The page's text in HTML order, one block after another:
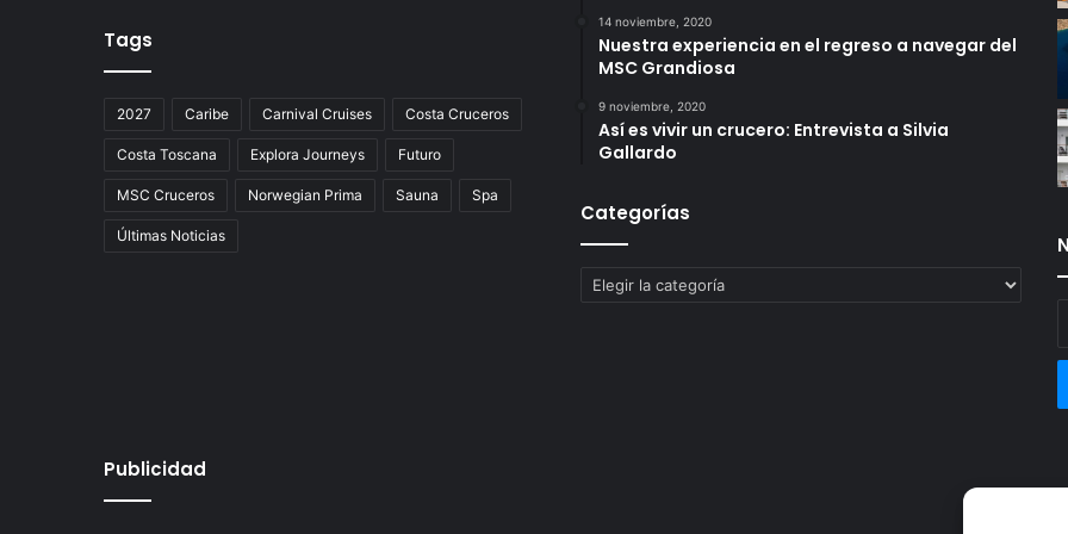
Tags
2027 Caribe Carnival Cruises Costa Cruceros
Costa Toscana Explora Journeys Futuro
MSC Cruceros Norwegian Prima Sauna Spa
Últimas Noticias
14 noviembre, 2020
Nuestra experiencia en el regreso a navegar del
MSC Grandiosa
9 noviembre, 2020
Así es vivir un crucero: Entrevista a Silvia
Gallardo
Categorías
Categorías
Publicidad